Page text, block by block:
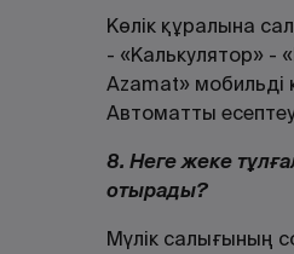
Көлік құралына
- «Калькулятор» -
Azamat»
Автоматты
8. Неге жеке
отырады?
Мүлік салығының